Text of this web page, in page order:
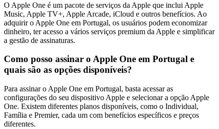
O Apple One é um pacote de serviços da Apple que inclui Apple
Music, Apple TV+, Apple Arcade, iCloud e outros benefícios. Ao
adquirir o Apple One em Portugal, os usuários podem economizar
dinheiro, ter acesso a vários serviços premium da Apple e simplificar
a gestão de assinaturas.
Como posso assinar o Apple One em Portugal e
quais são as opções disponíveis?
Para assinar o Apple One em Portugal, basta acessar as
configurações do seu dispositivo Apple e selecionar a opção Apple
One. Existem diferentes planos disponíveis, como o Individual,
Família e Premier, cada um com benefícios específicos e preços
diferentes.